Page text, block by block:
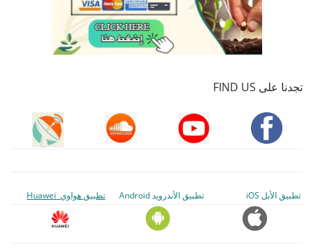
تجدنا على FIND US
تطبيق الأبل iOS تطبيق الأندرويد Android تطبيق هواوي Huawei